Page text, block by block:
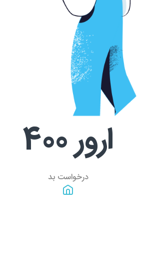
ارور400
درخواست بد